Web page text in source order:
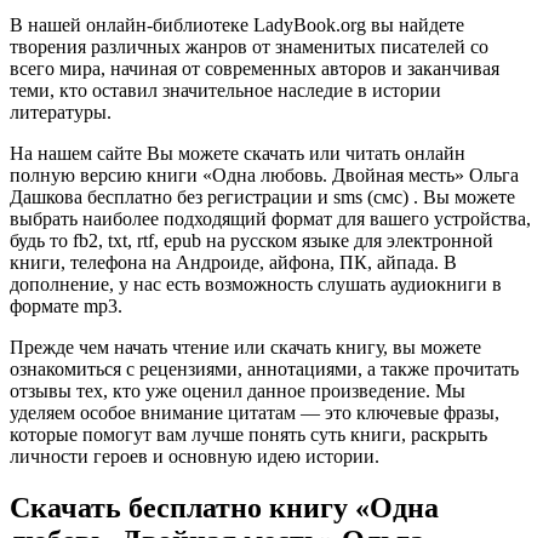
В нашей онлайн-библиотеке LadyBook.org вы найдете
творения различных жанров от знаменитых писателей со
всего мира, начиная от современных авторов и заканчивая
теми, кто оставил значительное наследие в истории
литературы.
На нашем сайте Вы можете скачать или читать онлайн
полную версию книги «Одна любовь. Двойная месть» Ольга
Дашкова бесплатно без регистрации и sms (смс) . Вы можете
выбрать наиболее подходящий формат для вашего устройства,
будь то fb2, txt, rtf, epub на русском языке для электронной
книги, телефона на Андроиде, айфона, ПК, айпада. В
дополнение, у нас есть возможность слушать аудиокниги в
формате mp3.
Прежде чем начать чтение или скачать книгу, вы можете
ознакомиться с рецензиями, аннотациями, а также прочитать
отзывы тех, кто уже оценил данное произведение. Мы
уделяем особое внимание цитатам — это ключевые фразы,
которые помогут вам лучше понять суть книги, раскрыть
личности героев и основную идею истории.
Скачать бесплатно книгу «Одна